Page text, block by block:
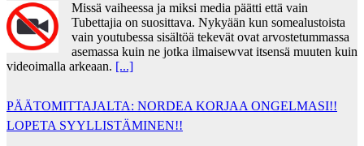
Missä vaiheessa ja miksi media päätti että vain
Tubettajia on suosittava. Nykyään kun somealustoista
vain youtubessa sisältöä tekevät ovat arvostetummassa
asemassa kuin ne jotka ilmaisewvat itsensä muuten kuin
videoimalla arkeaan. [...]
PÄÄTOMITTAJALTA: NORDEA KORJAA ONGELMASI!!
LOPETA SYYLLISTÄMINEN!!